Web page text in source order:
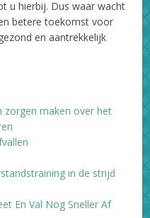
u hierbij. Dus waar wacht
betere toekomst voor
en aantrekkelijk
zorgen maken over het
in de strijd
En Val Nog Sneller Af